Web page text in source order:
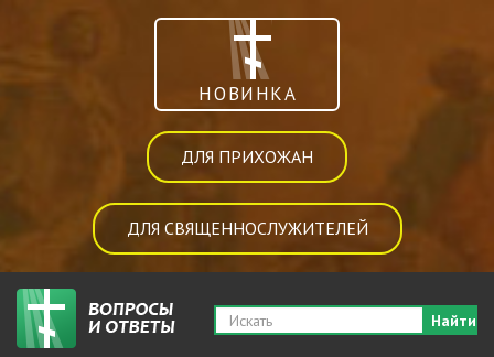
НОВИНКА
ДЛЯ ПРИХОЖАН
ДЛЯ СВЯЩЕННОСЛУЖИТЕЛЕЙ
Найти